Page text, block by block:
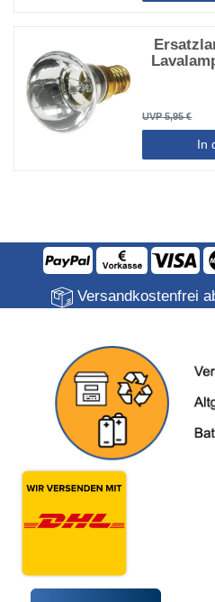
UVP 5,95 €
In
Versandkostenfrei